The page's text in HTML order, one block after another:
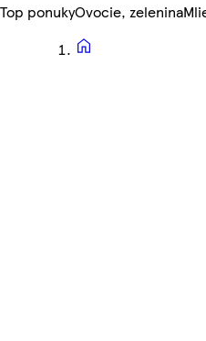
Top ponukyOvocie, zelenina